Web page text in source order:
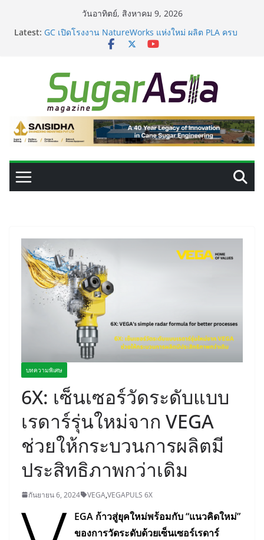
วันอาทิตย์, สิงหาคม 9, 2026
Latest: GC เปิดโรงงาน NatureWorks แห่งใหม่ ผลิต PLA ครบ
วงจร ดันไทยสู่ศูนย์กลางไบโอพลาสติกของเอเชีย
เครื่องแยกสีความแม่นยำสูง ยกระดับคุณภาพน้ำตาลและ
ประสิทธิภาพการผลิต
VEGAPULS Air: โซลูชันอัจฉริยะสำหรับการบริหารจัดการ
ถังเก็บในอุตสาหกรรมน้ำตาล
เปลี่ยนของเสียจากน้ำตาลสู่โปรตีน: Planetary เดินหน้า
ขยายนวัตกรรมด้านเทคโนโลยีอาหาร
บทความพิเศษ
6X: เซ็นเซอร์วัดระดับแบบ
เรดาร์รุ่นใหม่จาก VEGA
ช่วยให้กระบวนการผลิตมี
ประสิทธิภาพกว่าเดิม
กันยายน 6, 2024 VEGA,VEGAPULS 6X
EGA ก้าวสู่ยุคใหม่พร้อมกับ“แนวคิดใหม่”
ของการวัดระดับด้วยเซ็นเซอร์เรดาร์